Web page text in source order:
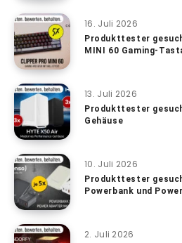
16. Juli 2026
Produkttester
MINI 60 Gaming-
13. Juli 2026
Produkttester
Gehäuse
10. Juli 2026
Produkttester
Powerbank und
2. Juli 2026